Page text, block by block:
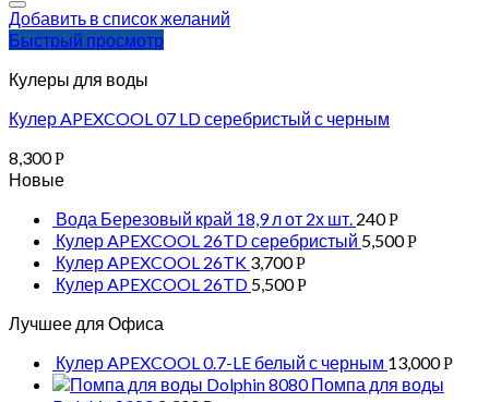
Добавить в список желаний
Быстрый просмотр
Кулеры для воды
Кулер APEXCOOL 07 LD серебристый с черным
8,300Р
Новые
Вода Березовый край 18,9 л от 2х шт. 240Р
Кулер APEXCOOL 26TD серебристый 5,500Р
Кулер APEXCOOL 26TK 3,700Р
Кулер APEXCOOL 26TD 5,500Р
Лучшее для Офиса
Кулер APEXCOOL 0.7-LE белый с черным 13,000Р
Помпа для воды